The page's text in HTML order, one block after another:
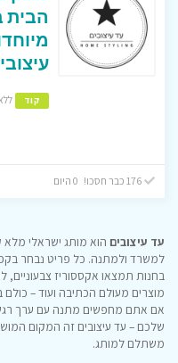
הבית
קוד
176 כבר חסכו! 0 היום
עד עיצובים הוא מותג ישראלי
למשרד ולמתנה. כל פריט נבחר
בחנות תמצאו אקססוריז
מוצרים מעולם הכתיבה ועוד – כולם
אם אתם מחפשים מתנה עם ערך
שלכם – עד עיצובים זה המקום
משתלם למותג.